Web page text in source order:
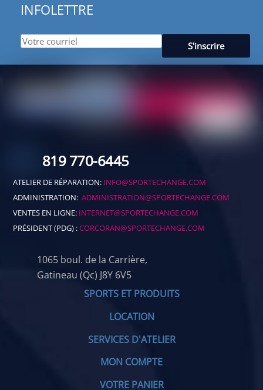
INFOLETTRE
819 770-6445
ATELIER DE RÉPARATION: INFO@SPORTECHANGE.COM
ADMINISTRATION:ADMINISTRATION@SPORTECHANGE.COM
VENTES EN LIGNE: INTERNET@SPORTECHANGE.COM
PRÉSIDENT (PDG) :CORCORAN@SPORTECHANGE.COM
1065 boul. de la Carrière,
Gatineau (Qc) J8Y 6V5
SPORTS ET PRODUITS
LOCATION
SERVICES D'ATELIER
MON COMPTE
VOTRE PANIER